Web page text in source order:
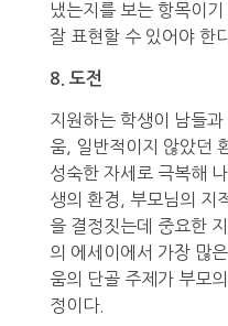
냈는지를 보는 항목이
잘 표현할 수 있어야 한
8. 도전
지원하는 학생이 남들
움, 일반적이지 않았던
성숙한 자세로 극복해
생의 환경, 부모님의 지
을 결정짓는데 중요한
의 에세이에서 가장 많
움의 단골 주제가 부모
정이다.